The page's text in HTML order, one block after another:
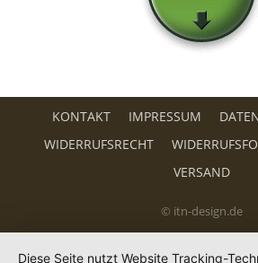
KONTAKT IMPRESSUM
WIDERRUFSRECHT
VERSAND
© itn-design.de
Diese Seite nutzt Website Tracking-